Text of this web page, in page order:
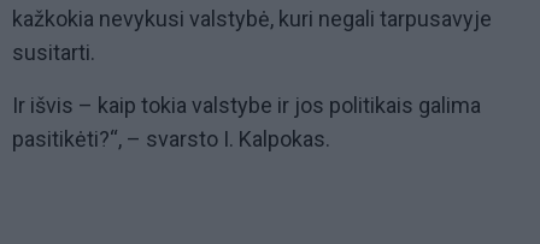
kažkokia nevykusi valstybė, kuri negali tarpusavyje
susitarti.
Ir išvis – kaip tokia valstybe ir jos politikais galima
pasitikėti?“, – svarsto I. Kalpokas.